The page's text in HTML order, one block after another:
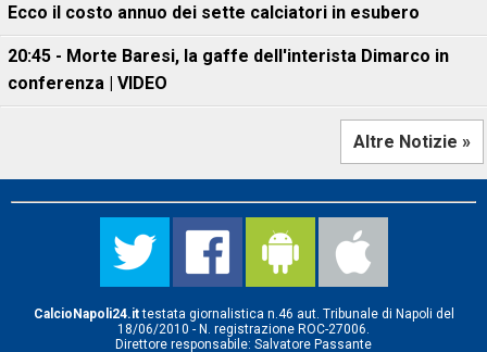
Ecco il costo annuo dei sette calciatori in esubero
20:45 - Morte Baresi, la gaffe dell'interista Dimarco in
conferenza | VIDEO
Altre Notizie »
CalcioNapoli24.ittestata giornalistica n.46 aut. Tribunale di Napoli del
18/06/2010 - N. registrazione ROC-27006.
Direttore responsabile: Salvatore Passante